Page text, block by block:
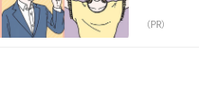
（PR）